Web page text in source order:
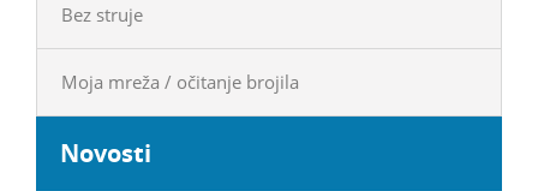
Bez struje
Moja mreža / očitanje brojila
Novosti